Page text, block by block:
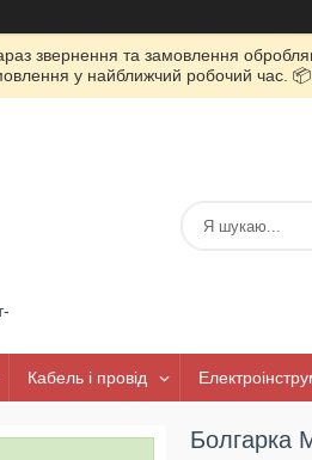
звернення та замовлення
у найближчий робочий час. 📦
Кабель і провід
Болгарка